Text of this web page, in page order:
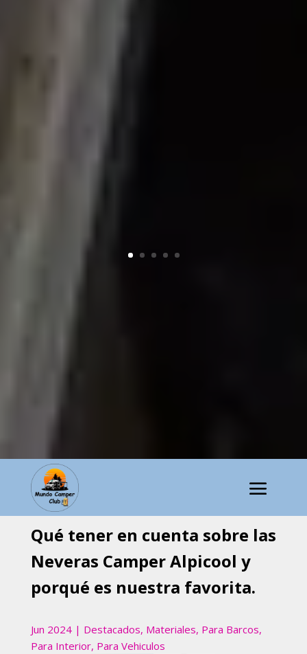
Qué tener en cuenta sobre las
Neveras Camper Alpicool y
porqué es nuestra favorita.
Jun 2024| Destacados, Materiales, Para Barcos,
Para Interior, Para Vehiculos